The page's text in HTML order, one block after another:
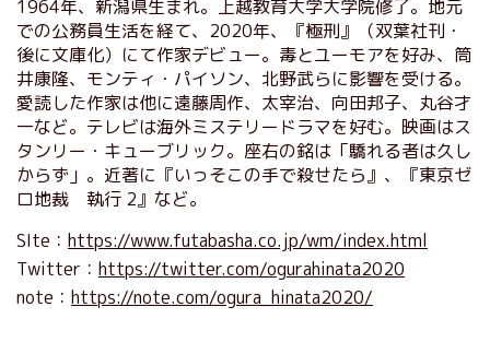
1964年、新潟県生まれ。上越教育大学大学院修了。地元
での公務員生活を経て、2020年、『極刑』（双葉社刊・
後に文庫化）にて作家デビュー。毒とユーモアを好み、筒
井康隆、モンティ・パイソン、北野武らに影響を受ける。
愛読した作家は他に遠藤周作、太宰治、向田邦子、丸谷才
一など。テレビは海外ミステリードラマを好む。映画はス
タンリー・キューブリック。座右の銘は「驕れる者は久し
からず」。近著に『いっそこの手で殺せたら』、『東京ゼ
ロ地裁 執行 2』など。
SIte： https://www.futabasha.co.jp/wm/index.html
Twitter： https://twitter.com/ogurahinata2020
note： https://note.com/ogura_hinata2020/